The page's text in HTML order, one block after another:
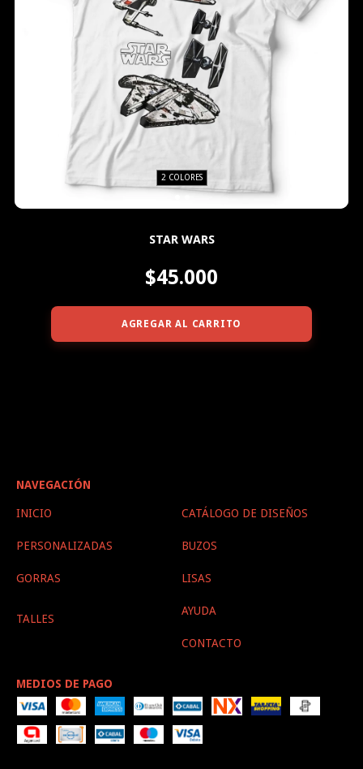
2 COLORES
STAR WARS
$45.000
AGREGAR AL CARRITO
NAVEGACIÓN
INICIO CATÁLOGO DE DISEÑOS
PERSONALIZADAS BUZOS
GORRAS LISAS
TALLES
AYUDA
CONTACTO
MEDIOS DE PAGO